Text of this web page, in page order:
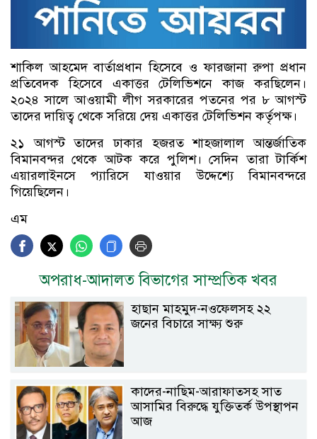
শাকিল আহমেদ বার্তাপ্রধান হিসেবে ও ফারজানা রুপা প্রধান
প্রতিবেদক হিসেবে একাত্তর টেলিভিশনে কাজ করছিলেন।
২০২৪ সালে আওয়ামী লীগ সরকারের পতনের পর ৮ আগস্ট
তাদের দায়িত্ব থেকে সরিয়ে দেয় একাত্তর টেলিভিশন কর্তৃপক্ষ।
২১ আগস্ট তাদের ঢাকার হজরত শাহজালাল আন্তর্জাতিক
বিমানবন্দর থেকে আটক করে পুলিশ। সেদিন তারা টার্কিশ
এয়ারলাইনসে প্যারিসে যাওয়ার উদ্দেশ্যে বিমানবন্দরে
গিয়েছিলেন।
এম
অপরাধ-আদালত বিভাগের সাম্প্রতিক খবর
হাছান মাহমুদ-নওফেলসহ ২২
জনের বিচারে সাক্ষ্য শুরু
কাদের-নাছিম-আরাফাতসহ সাত
আসামির বিরুদ্ধে যুক্তিতর্ক উপস্থাপন
আজ